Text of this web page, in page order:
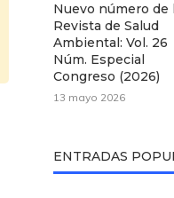
Nuevo número de
Revista de Salud
Ambiental: Vol. 26
Núm. Especial
Congreso (2026)
13 mayo 2026
ENTRADAS